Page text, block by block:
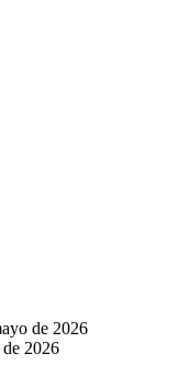
de 2026
2026